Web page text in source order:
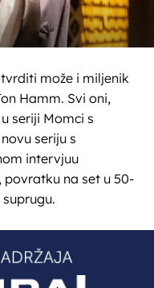
može i miljenik
Hamm. Svi oni,
seriji Momci s
seriju s
intervjuu
na set u 50-